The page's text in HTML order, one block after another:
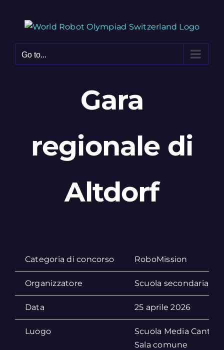
Go to...
Gara
regionale di
Altdorf
Categoria di concorso RoboMission
Organizzatore Scuola secondaria
Data 25 aprile 2026
Luogo
Scuola Media
Sala comune